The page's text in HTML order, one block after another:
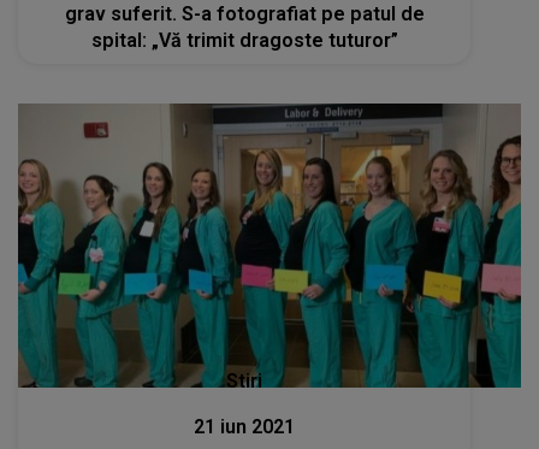
grav suferit. S-a fotografiat pe patul de
spital: „Vă trimit dragoste tuturor”
Stiri
21 iun 2021